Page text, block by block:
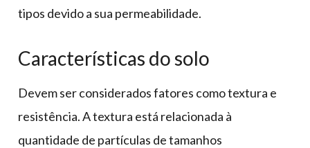
tipos devido a sua permeabilidade.
Características do solo
Devem ser considerados fatores como textura e
resistência. A textura está relacionada à
quantidade de partículas de tamanhos